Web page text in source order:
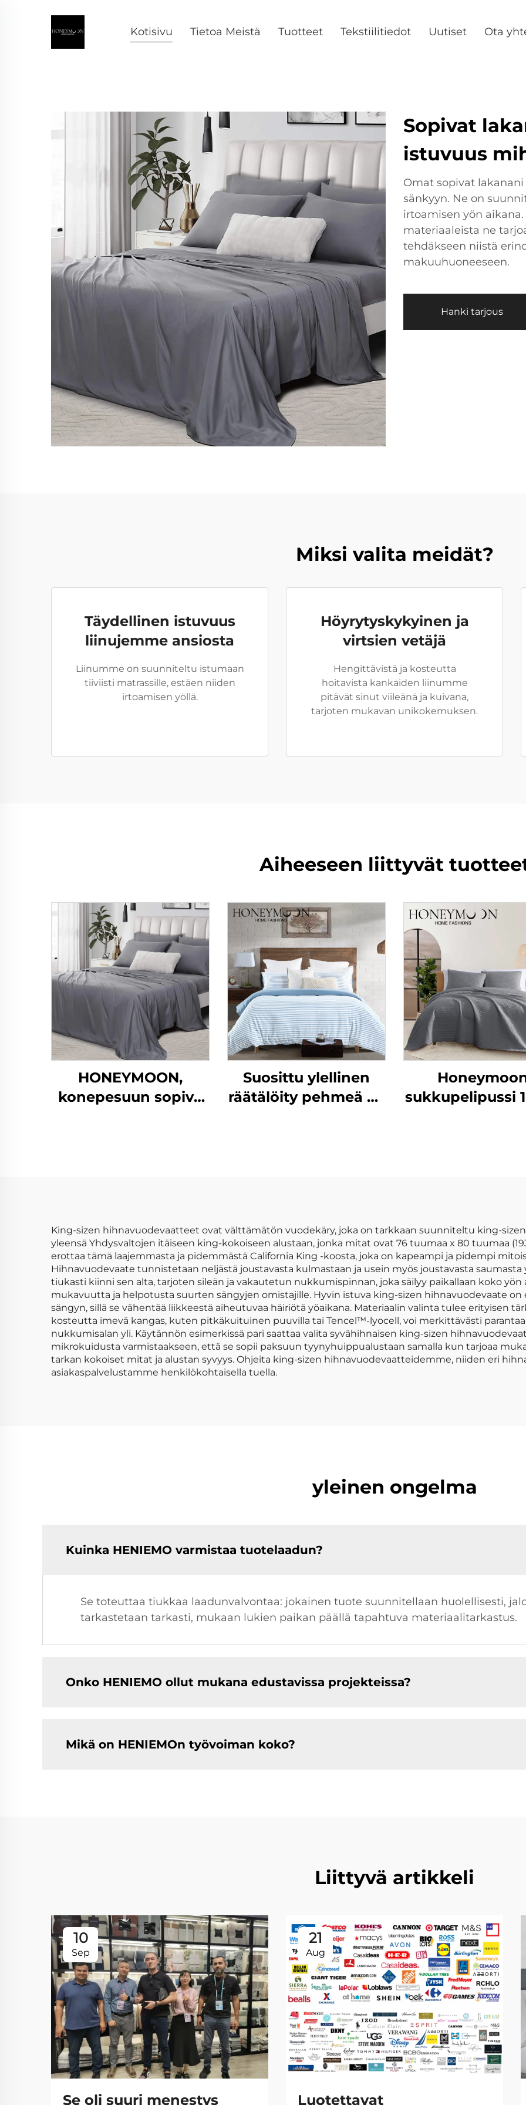
Kotisivu Tietoa Meistä Tuotteet Tekstiilitiedot Uutiset Ota
Sopivat
istuvuus
Omat sopivat
sänkyyn. Ne on
irtoamisen yön
materiaaleista ne
tehdäkseen niistä
makuuhuoneeseen.
Hanki tarjous
Miksi valita meidät?
Täydellinen istuvuus
liinujemme ansiosta
Liinumme on suunniteltu istumaan
tiiviisti matrassille, estäen niiden
irtoamisen yöllä.
Höyrytyskykyinen ja
virtsien vetäjä
Hengittävistä ja kosteutta
hoitavista kankaiden liinumme
pitävät sinut viileänä ja kuivana,
tarjoten mukavan unikokemuksen.
Aiheeseen liittyvät
HONEYMOON,
konepesuun sopiva
Suosittu ylellinen
räätälöity pehmeä 90
sukkupelipussi
King-sizen hihnavuodevaatteet ovat välttämätön vuodekäry, joka on tarkkaan suunniteltu king-
yleensä Yhdysvaltojen itäiseen king-kokoiseen alustaan, jonka mitat ovat 76 tuumaa x 80 tuumaa
erottaa tämä laajemmasta ja pidemmästä California King -koosta, joka on kapeampi ja pidempi
Hihnavuodevaate tunnistetaan neljästä joustavasta kulmastaan ja usein myös joustavasta
tiukasti kiinni sen alta, tarjoten sileän ja vakautetun nukkumispinnan, joka säilyy paikallaan koko
mukavuutta ja helpotusta suurten sängyjen omistajille. Hyvin istuva king-sizen hihnavuodevaate
sängyn, sillä se vähentää liikkeestä aiheutuvaa häiriötä yöaikana. Materiaalin valinta tulee erityisen
kosteutta imevä kangas, kuten pitkäkuituinen puuvilla tai Tencel™-lyocell, voi merkittävästi
nukkumisalan yli. Käytännön esimerkissä pari saattaa valita syvähihnaisen king-sizen
mikrokuidusta varmistaakseen, että se sopii paksuun tyynyhuippualustaan samalla kun tarjoaa
tarkan kokoiset mitat ja alustan syvyys. Ohjeita king-sizen hihnavuodevaatteidemme, niiden eri
asiakaspalvelustamme henkilökohtaisella tuella.
yleinen ongelma
Kuinka HENIEMO varmistaa tuotelaadun?
Se toteuttaa tiukkaa laadunvalvontaa: jokainen tuote suunnitellaan huolellisesti,
tarkastetaan tarkasti, mukaan lukien paikan päällä tapahtuva materiaalitarkastus.
Onko HENIEMO ollut mukana edustavissa projekteissa?
Mikä on HENIEMOn työvoiman koko?
Liittyvä artikkeli
10
Sep
Se oli suuri menestys
21
Aug
Luotettavat